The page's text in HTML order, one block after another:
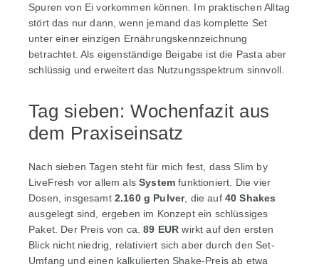
Spuren von Ei vorkommen können. Im praktischen Alltag
stört das nur dann, wenn jemand das komplette Set
unter einer einzigen Ernährungskennzeichnung
betrachtet. Als eigenständige Beigabe ist die Pasta aber
schlüssig und erweitert das Nutzungsspektrum sinnvoll.
Tag sieben: Wochenfazit aus
dem Praxiseinsatz
Nach sieben Tagen steht für mich fest, dass Slim by
LiveFresh vor allem alsSystem funktioniert. Die vier
Dosen, insgesamt 2.160 g Pulver, die auf 40 Shakes
ausgelegt sind, ergeben im Konzept ein schlüssiges
Paket. Der Preis von ca.89 EUR wirkt auf den ersten
Blick nicht niedrig, relativiert sich aber durch den Set-
Umfang und einen kalkulierten Shake-Preis ab etwa